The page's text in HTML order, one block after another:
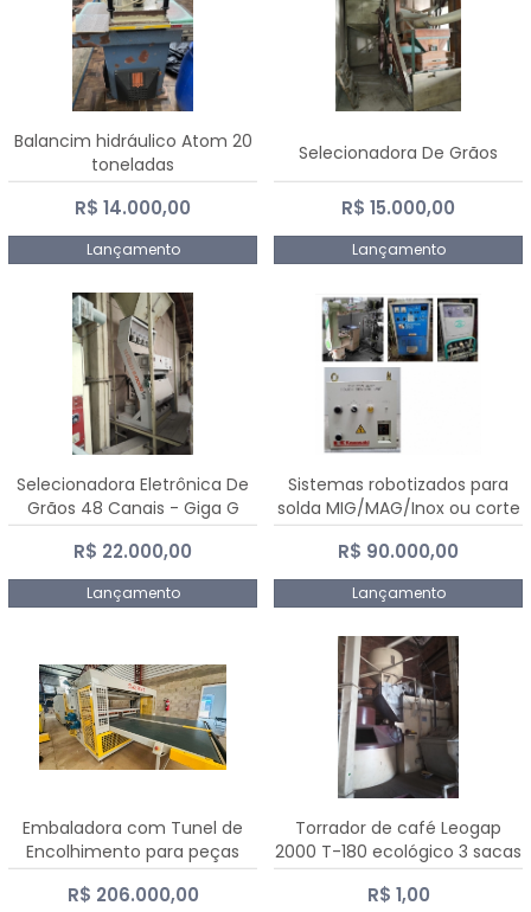
Balancim hidráulico Atom 20
toneladas
R$ 14.000,00
Lançamento
Selecionadora De Grãos
R$ 15.000,00
Lançamento
Selecionadora Eletrônica De
Grãos 48 Canais - Giga G
10000
R$ 22.000,00
Lançamento
Sistemas robotizados para
solda MIG/MAG/Inox ou corte
plasma
R$ 90.000,00
Lançamento
Embaladora com Tunel de
Encolhimento para peças
grandes portas janelas -
Dalmak
R$ 206.000,00
Torrador de café Leogap
2000 T-180 ecológico 3 sacas
de carga 540 kg/h
R$ 1,00